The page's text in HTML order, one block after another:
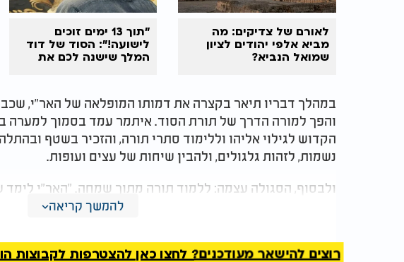
לאורם של צדיקים: מה
מביא אלפי יהודים לציון
שמואל הנביא?
"תוך 13 ימים זוכים
לישועה!": הסוד של דוד
המלך שישנה לכם את
במהלך דבריו תיאר בקצרה את דמותו המופלאה של האר"י, שכבר
והפך למורה הדרך של תורת הסוד. איתמר עמד בסמוך למערה
הקדוש לגילוי אליהו וללימוד סתרי תורה, והזכיר בשטף
נשמות, לזהות גלגולים, ולהבין שיחות של עצים ועופות.
ולבסוף, הסגולה עצמה: ללמוד תורה מתוך שמחה. "האר"י לימד
בזכות שהוא למד מתוך שמחה של מצווה", סיכם צור. "אם נלמד
להמשך קריאה
רוצים להישאר מעודכנים? לחצו כאן להצטרפות לקבוצות